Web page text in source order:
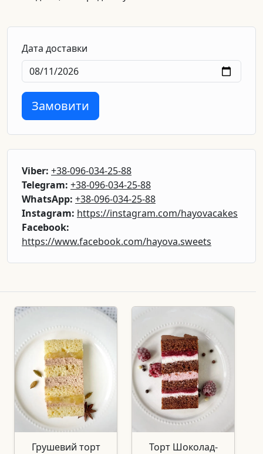
Дата доставки
Замовити
Viber: +38-096-034-25-88
Telegram: +38-096-034-25-88
WhatsApp: +38-096-034-25-88
Instagram: https://instagram.com/hayovacakes
Facebook:
https://www.facebook.com/hayova.sweets
Грушевий торт
Торт Шоколад-